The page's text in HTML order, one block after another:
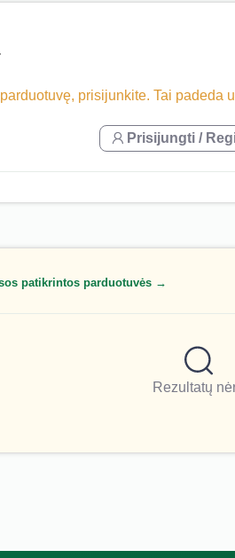
prisijunkite. Tai padeda
Prisijungti /
patikrintos parduotuvės →
Rezultatų